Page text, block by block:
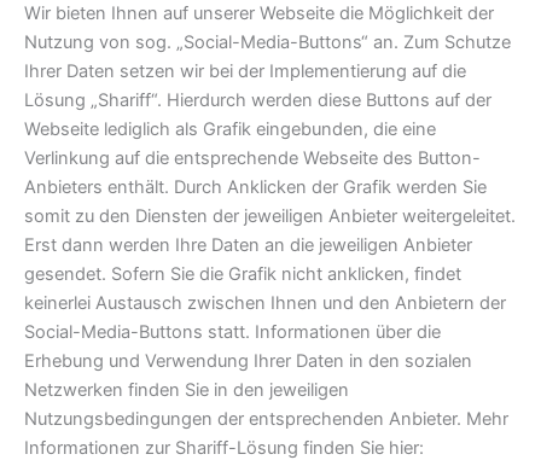
Wir bieten Ihnen auf unserer Webseite die Möglichkeit der
Nutzung von sog. „Social-Media-Buttons“ an. Zum Schutze
Ihrer Daten setzen wir bei der Implementierung auf die
Lösung „Shariff“. Hierdurch werden diese Buttons auf der
Webseite lediglich als Grafik eingebunden, die eine
Verlinkung auf die entsprechende Webseite des Button-
Anbieters enthält. Durch Anklicken der Grafik werden Sie
somit zu den Diensten der jeweiligen Anbieter weitergeleitet.
Erst dann werden Ihre Daten an die jeweiligen Anbieter
gesendet. Sofern Sie die Grafik nicht anklicken, findet
keinerlei Austausch zwischen Ihnen und den Anbietern der
Social-Media-Buttons statt. Informationen über die
Erhebung und Verwendung Ihrer Daten in den sozialen
Netzwerken finden Sie in den jeweiligen
Nutzungsbedingungen der entsprechenden Anbieter. Mehr
Informationen zur Shariff-Lösung finden Sie hier: